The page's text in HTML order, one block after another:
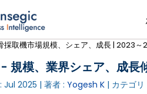
採取機市場規模、シェア、成長 | 2023～
規模、業界シェア、成長
Jul 2025 | 著者 : Yogesh K| カテゴリ